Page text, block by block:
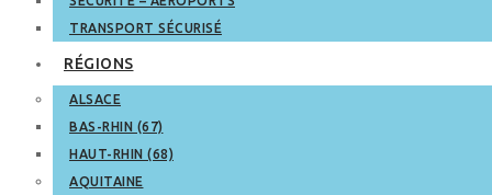
TRANSPORT SÉCURISÉ
RÉGIONS
ALSACE
BAS-RHIN (67)
HAUT-RHIN (68)
AQUITAINE